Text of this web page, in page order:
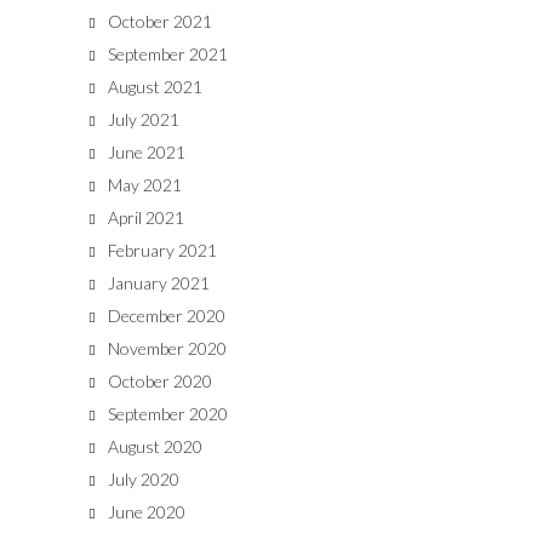
October 2021
September 2021
August 2021
July 2021
June 2021
May 2021
April 2021
February 2021
January 2021
December 2020
November 2020
October 2020
September 2020
August 2020
July 2020
June 2020